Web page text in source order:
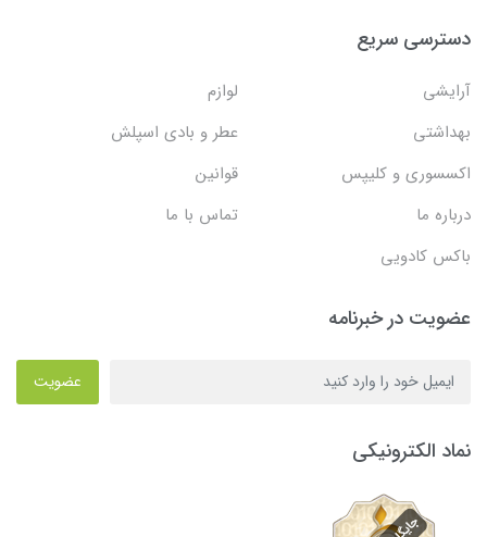
دسترسی سریع
آرایشی
لوازم
بهداشتی
عطر و بادی اسپلش
اکسسوری و کلیپس
قوانین
درباره ما
تماس با ما
باکس کادویی
عضویت در خبرنامه
عضویت
نماد الکترونیکی